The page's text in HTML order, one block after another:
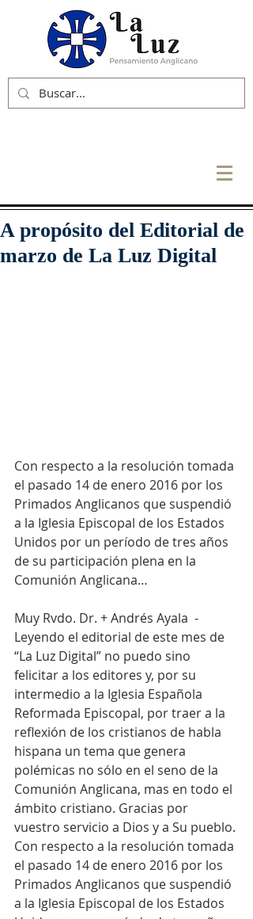
A propósito del Editorial de
marzo de La Luz Digital
Con respecto a la resolución tomada
el pasado 14 de enero 2016 por los
Primados Anglicanos que suspendió
a la Iglesia Episcopal de los Estados
Unidos por un período de tres años
de su participación plena en la
Comunión Anglicana…
Muy Rvdo. Dr. + Andrés Ayala  -
Leyendo el editorial de este mes de
“La Luz Digital” no puedo sino
felicitar a los editores y, por su
intermedio a la Iglesia Española
Reformada Episcopal, por traer a la
reflexión de los cristianos de habla
hispana un tema que genera
polémicas no sólo en el seno de la
Comunión Anglicana, mas en todo el
ámbito cristiano. Gracias por
vuestro servicio a Dios y a Su pueblo.
Con respecto a la resolución tomada
el pasado 14 de enero 2016 por los
Primados Anglicanos que suspendió
a la Iglesia Episcopal de los Estados